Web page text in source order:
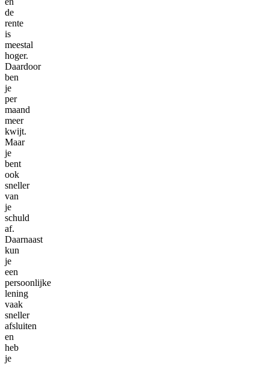
de
rente
is
meestal
hoger.
Daardoor
ben
je
per
maand
meer
kwijt.
Maar
je
bent
ook
sneller
van
je
schuld
af.
Daarnaast
kun
je
een
persoonlijke
lening
vaak
sneller
afsluiten
en
heb
je